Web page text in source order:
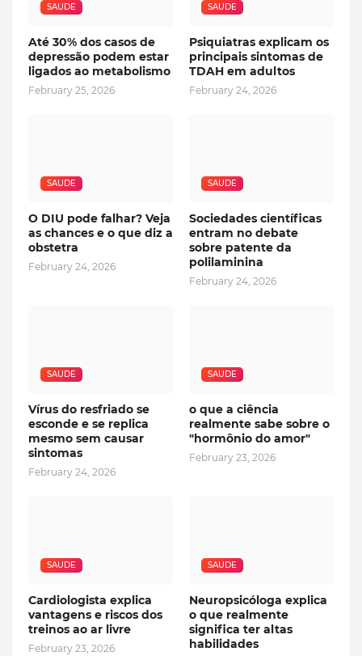
SAUDE
Até 30% dos casos de
depressão podem estar
ligados ao metabolismo
February 25, 2026
SAUDE
Psiquiatras explicam os
principais sintomas de
TDAH em adultos
February 24, 2026
SAUDE
O DIU pode falhar? Veja
as chances e o que diz a
obstetra
February 24, 2026
SAUDE
Sociedades científicas
entram no debate
sobre patente da
polilaminina
February 24, 2026
SAUDE
Vírus do resfriado se
esconde e se replica
mesmo sem causar
sintomas
February 24, 2026
SAUDE
o que a ciência
realmente sabe sobre o
"hormônio do amor"
February 23, 2026
SAUDE
Cardiologista explica
vantagens e riscos dos
treinos ao ar livre
February 23, 2026
SAUDE
Neuropsicóloga explica
o que realmente
significa ter altas
habilidades